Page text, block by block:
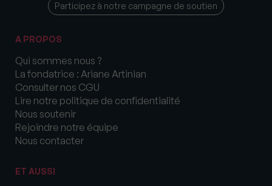
Participez à notre campagne de soutien
A PROPOS
Qui sommes nous ?
La fondatrice : Ariane Artinian
Consulter nos CGU
Lire notre politique de confidentialité
Nous soutenir
Rejoindre notre équipe
Nous contacter
ET AUSSI